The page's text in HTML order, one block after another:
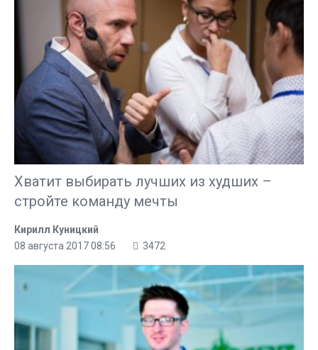
Хватит выбирать лучших из худших –
стройте команду мечты
Кирилл Куницкий
08 августа 2017 08:56
3472